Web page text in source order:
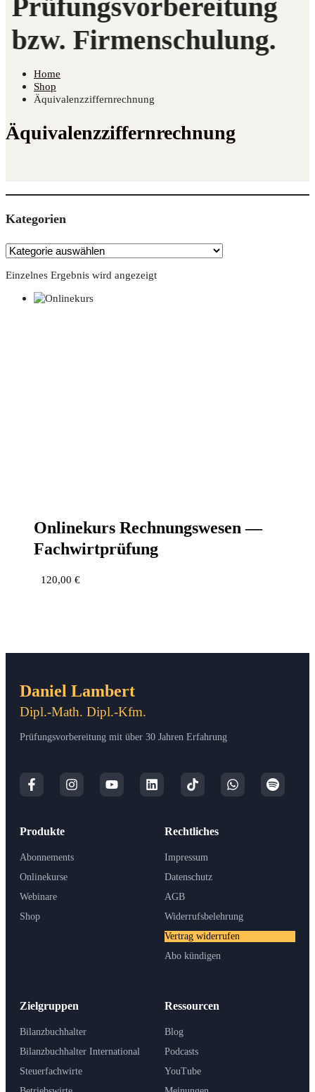
Home
Shop
Äquivalenzziffernrechnung
Äquivalenzziffernrechnung
Kate­go­rien
Einzelnes Ergebnis wird angezeigt
Online­kurs Rech­nungs­we­sen —
Fachwirtprüfung
120,00 €
Daniel Lambert
Dipl.-Math. Dipl.-Kfm.
Prüfungsvorbereitung mit über 30 Jahren Erfahrung
Produkte
Abonnements
Onlinekurse
Webinare
Shop
Zielgruppen
Bilanzbuchhalter
Bilanzbuchhalter International
Steuerfachwirte
Ressourcen
Blog
Podcasts
YouTube
Rechtliches
Impressum
Datenschutz
AGB
Widerrufsbelehrung
Vertrag widerrufen
Abo kündigen